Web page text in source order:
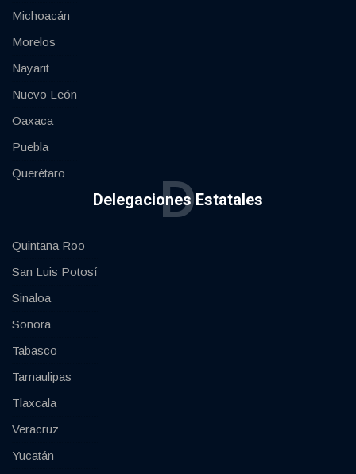
Michoacán
Morelos
Nayarit
Nuevo León
Oaxaca
Puebla
Querétaro
Delegaciones Estatales
D
Quintana Roo
San Luis Potosí
Sinaloa
Sonora
Tabasco
Tamaulipas
Tlaxcala
Veracruz
Yucatán